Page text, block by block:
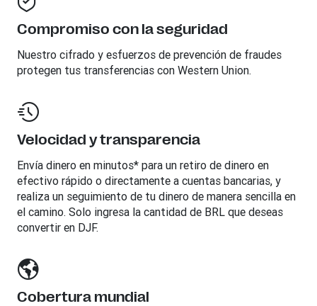
Compromiso con la seguridad
Nuestro cifrado y esfuerzos de prevención de fraudes
protegen tus transferencias con Western Union.
Velocidad y transparencia
Envía dinero en minutos* para un retiro de dinero en
efectivo rápido o directamente a cuentas bancarias, y
realiza un seguimiento de tu dinero de manera sencilla en
el camino. Solo ingresa la cantidad de BRL que deseas
convertir en DJF.
Cobertura mundial